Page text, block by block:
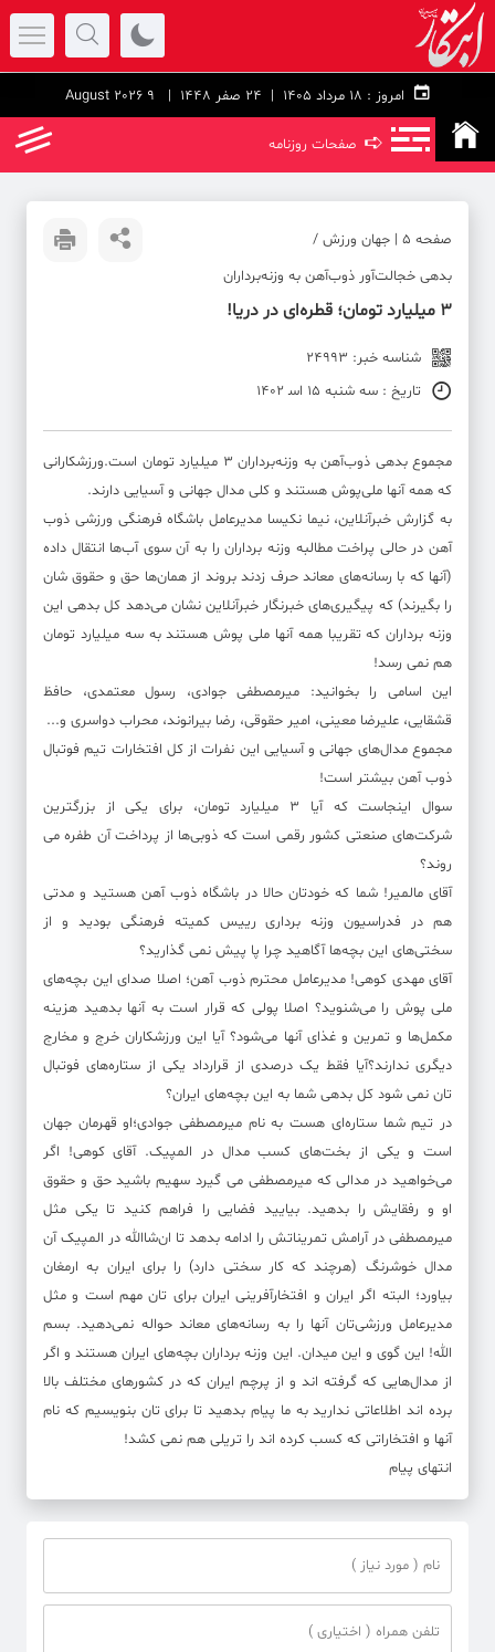
امروز : 24 صفر 1448 | 9 August 2026
➪ صفحات روزنامه
صفحه ۵ | جهان ورزش /
بدهی خجالت‌آور ذوب‌آهن به وزنه‌برداران
3 میلیارد تومان؛ قطره‌ای در دریا!
شناسه خبر: 24993
تاریخ : سه شنبه 15 اس‍ 1402
مجموع بدهی ذوب‌آهن به وزنه‌برداران 3 میلیارد تومان است.ورزشکارانی
که همه آنها ملی‌پوش هستند و کلی مدال جهانی و آسیایی دارند.
به گزارش خبرآنلاین، نیما نکیسا مدیرعامل باشگاه فرهنگی ورزشی ذوب
آهن در حالی پراخت مطالبه وزنه برداران را به آن سوی آب‌ها انتقال داده
(‌آنها که با رسانه‌های معاند حرف زدند بروند از همان‌ها حق و حقوق شان
را بگیرند) که پیگیری‌های خبرنگار خبرآنلاین نشان می‌دهد کل بدهی این
وزنه برداران که تقریبا همه آنها ملی پوش هستند به سه میلیارد تومان
هم نمی رسد!
این اسامی را بخوانید: میرمصطفی جوادی، رسول معتمدی، حافظ
قشقایی، علیرضا معینی، امیر حقوقی، رضا بیرانوند، محراب دواسری و...
مجموع مدال‌های جهانی و آسیایی این نفرات از کل افتخارات تیم فوتبال
ذوب آهن بیشتر است!
سوال اینجاست که آیا 3 میلیارد تومان، برای یکی از بزرگترین
شرکت‌های صنعتی کشور رقمی است که ذوبی‌ها از پرداخت آن طفره می
روند؟
آقای مالمیر! شما که خودتان حالا در باشگاه ذوب آهن هستید و مدتی
هم در فدراسیون وزنه برداری رییس کمیته فرهنگی بودید و از
سختی‌های این بچه‌ها آگاهید چرا پا پیش نمی گذارید؟
آقای مهدی کوهی! مدیرعامل محترم ذوب آهن؛ اصلا صدای این بچه‌های
ملی پوش را می‌شنوید؟ اصلا پولی که قرار است به آنها بدهید هزینه
مکمل‌ها و تمرین و غذای آنها می‌شود؟ آیا این ورزشکاران خرج و مخارج
دیگری ندارند؟آیا فقط یک درصدی از قرارداد یکی از ستاره‌های فوتبال
تان نمی شود کل بدهی شما به این بچه‌های ایران؟
در تیم شما ستاره‌ای هست به نام میرمصطفی جوادی؛او قهرمان جهان
است و یکی از بخت‌های کسب مدال در المپیک. آقای کوهی! اگر
می‌خواهید در مدالی که میرمصطفی می گیرد سهیم باشید حق و حقوق
او و رفقایش را بدهید. بیایید فضایی را فراهم کنید تا یکی مثل
میرمصطفی در آرامش تمریناتش را ادامه بدهد تا ان‌شاالله در المپیک آن
مدال خوشرنگ (هرچند که کار سختی دارد) را برای ایران به ارمغان
بیاورد؛ البته اگر ایران و افتخارآفرینی ایران برای تان مهم است و مثل
مدیرعامل ورزشی‌تان آنها را به رسانه‌های معاند حواله نمی‌دهید. بسم
الله! این گوی و این میدان. این وزنه برداران بچه‌های ایران هستند و اگر
از مدال‌هایی که گرفته اند و از پرچم ایران که در کشورهای مختلف بالا
برده اند اطلاعاتی ندارید به ما پیام بدهید تا برای تان بنویسیم که نام
آنها و افتخاراتی که کسب کرده اند را تریلی هم نمی کشد!
انتهای پیام